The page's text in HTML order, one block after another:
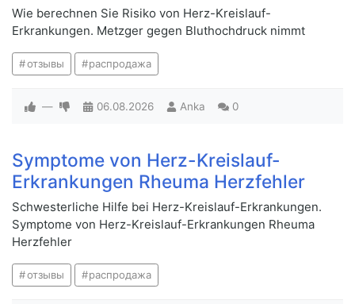
Wie berechnen Sie Risiko von Herz-Kreislauf-
Erkrankungen. Metzger gegen Bluthochdruck nimmt
отзывы распродажа
— 06.08.2026 Anka 0
Symptome von Herz-Kreislauf-
Erkrankungen Rheuma Herzfehler
Schwesterliche Hilfe bei Herz-Kreislauf-Erkrankungen.
Symptome von Herz-Kreislauf-Erkrankungen Rheuma
Herzfehler
отзывы распродажа